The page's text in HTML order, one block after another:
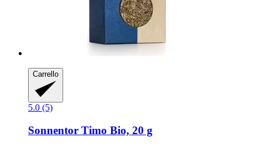
Carrello
5.0 (5)
Sonnentor Timo Bio, 20 g